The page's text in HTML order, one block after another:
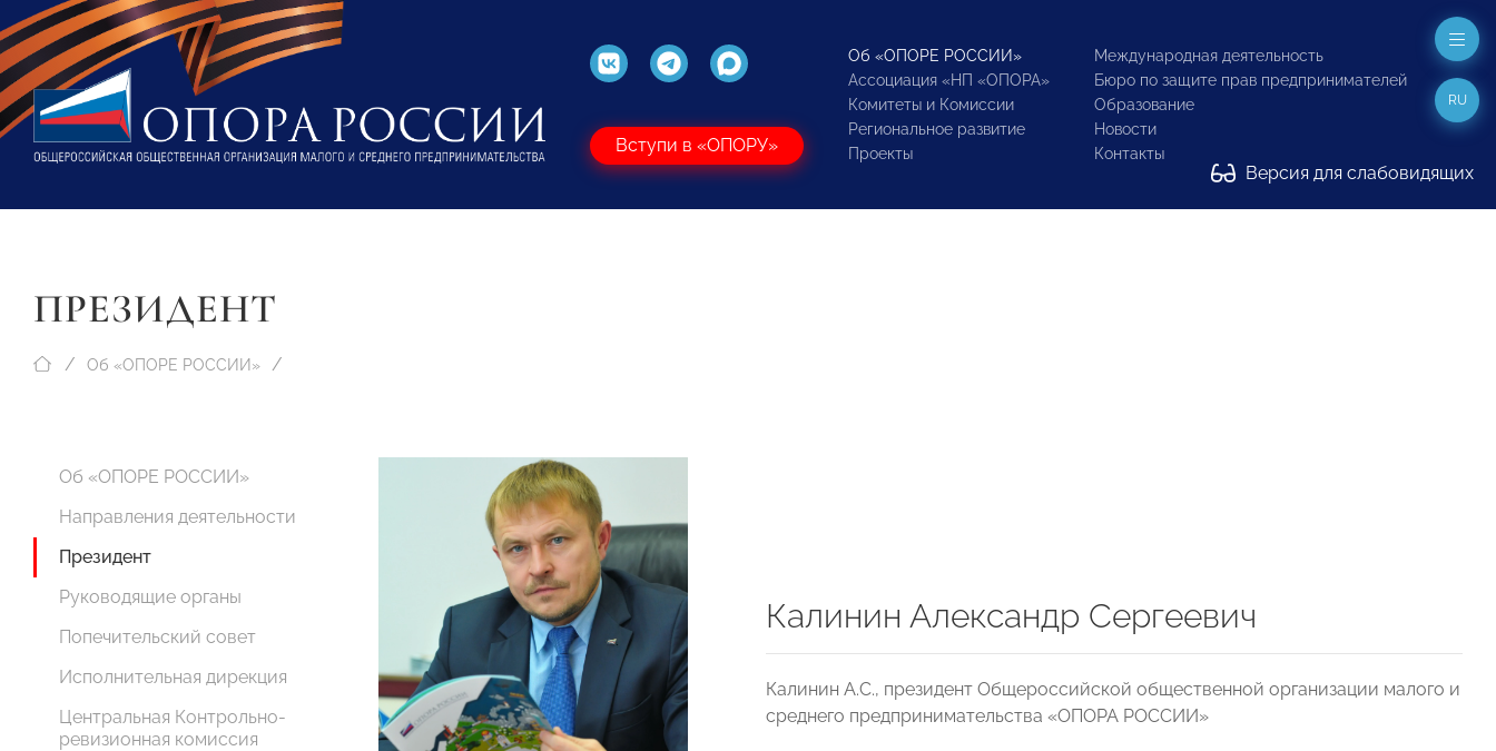
Вступи в «ОПОРУ»
Об «ОПОРЕ РОССИИ»
Ассоциация «НП «ОПОРА»
Комитеты и Комиссии
Региональное развитие
Проекты
Международная деятельность
Бюро по защите прав предпринимателей
Образование
Новости
Контакты
Версия для слабовидящих
RU
ПРЕЗИДЕНТ
Об «ОПОРЕ РОССИИ»
Об «ОПОРЕ РОССИИ»
Направления деятельности
Президент
Руководящие органы
Попечительский совет
Исполнительная дирекция
Центральная Контрольно-
ревизионная комиссия
Калинин Александр Сергеевич
Калинин А.С., президент Общероссийской общественной организации малого и
среднего предпринимательства «ОПОРА РОССИИ»